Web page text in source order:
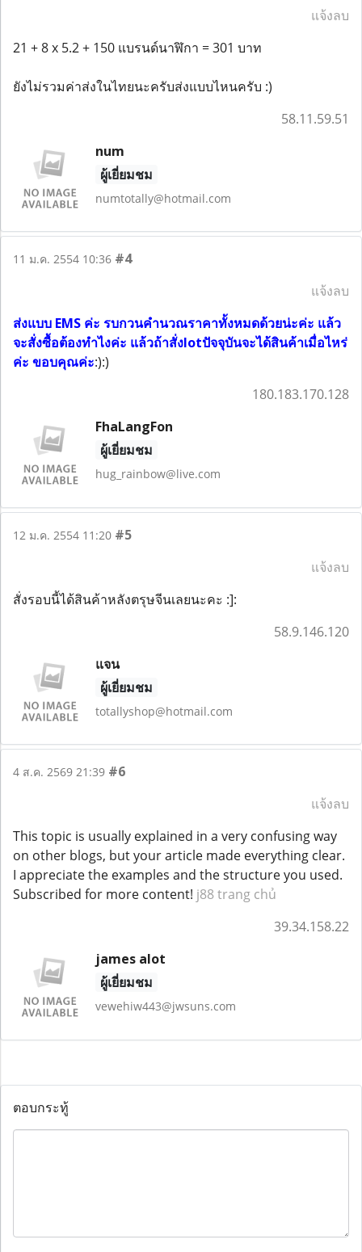
แจ้งลบ
21 + 8 x 5.2 + 150 แบรนด์นาฬิกา = 301 บาท
ยังไม่รวมค่าส่งในไทยนะครับส่งแบบไหนครับ :)
58.11.59.51
num
ผู้เยี่ยมชม
numtotally@hotmail.com
11 ม.ค. 2554 10:36 #4
แจ้งลบ
ส่งแบบ EMS ค่ะ รบกวนคำนวณราคาทั้งหมดด้วยน่ะค่ะ แล้ว
จะสั่งซื้อต้องทำไงค่ะ แล้วถ้าสั่งlotปัจจุบันจะได้สินค้าเมื่อไหร่
ค่ะ ขอบคุณค่ะ:):)
180.183.170.128
FhaLangFon
ผู้เยี่ยมชม
hug_rainbow@live.com
12 ม.ค. 2554 11:20 #5
แจ้งลบ
สั่งรอบนี้ได้สินค้าหลังตรุษจีนเลยนะคะ :]:
58.9.146.120
แจน
ผู้เยี่ยมชม
totallyshop@hotmail.com
4 ส.ค. 2569 21:39 #6
แจ้งลบ
This topic is usually explained in a very confusing way
on other blogs, but your article made everything clear.
I appreciate the examples and the structure you used.
Subscribed for more content! j88 trang chủ
39.34.158.22
james alot
ผู้เยี่ยมชม
vewehiw443@jwsuns.com
ตอบกระทู้